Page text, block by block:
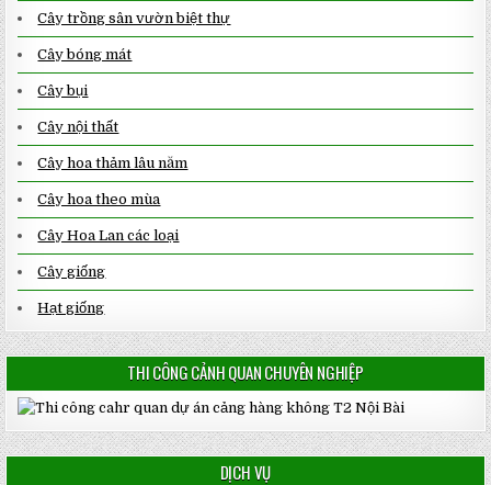
Cây trồng sân vườn biệt thự
Cây bóng mát
Cây bụi
Cây nội thất
Cây hoa thảm lâu năm
Cây hoa theo mùa
Cây Hoa Lan các loại
Cây giống
Hạt giống
THI CÔNG CẢNH QUAN CHUYÊN NGHIỆP
DỊCH VỤ